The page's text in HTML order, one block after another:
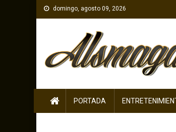
domingo, agosto 09, 2026
PORTADA